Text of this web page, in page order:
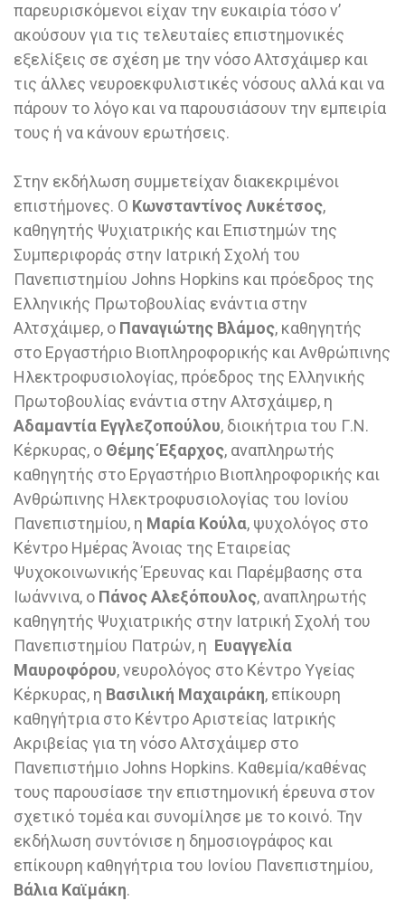
παρευρισκόμενοι είχαν την ευκαιρία τόσο ν’
ακούσουν για τις τελευταίες επιστημονικές
εξελίξεις σε σχέση με την νόσο Αλτσχάιμερ και
τις άλλες νευροεκφυλιστικές νόσους αλλά και να
πάρουν το λόγο και να παρουσιάσουν την εμπειρία
τους ή να κάνουν ερωτήσεις.
Στην εκδήλωση συμμετείχαν διακεκριμένοι
επιστήμονες. Ο Κωνσταντίνος Λυκέτσος,
καθηγητής Ψυχιατρικής και Επιστημών της
Συμπεριφοράς στην Ιατρική Σχολή του
Πανεπιστημίου Johns Hopkins και πρόεδρος της
Ελληνικής Πρωτοβουλίας ενάντια στην
Αλτσχάιμερ, ο Παναγιώτης Βλάμος, καθηγητής
στο Εργαστήριο Βιοπληροφορικής και Ανθρώπινης
Ηλεκτροφυσιολογίας, πρόεδρος της Ελληνικής
Πρωτοβουλίας ενάντια στην Αλτσχάιμερ, η
Αδαμαντία Εγγλεζοπούλου, διοικήτρια του Γ.Ν.
Κέρκυρας, ο Θέμης Έξαρχος, αναπληρωτής
καθηγητής στο Εργαστήριο Βιοπληροφορικής και
Ανθρώπινης Ηλεκτροφυσιολογίας του Ιονίου
Πανεπιστημίου, η Μαρία Κούλα, ψυχολόγος στο
Κέντρο Ημέρας Άνοιας της Εταιρείας
Ψυχοκοινωνικής Έρευνας και Παρέμβασης στα
Ιωάννινα, ο Πάνος Αλεξόπουλος, αναπληρωτής
καθηγητής Ψυχιατρικής στην Ιατρική Σχολή του
Πανεπιστημίου Πατρών, η Ευαγγελία
Μαυροφόρου, νευρολόγος στο Κέντρο Υγείας
Κέρκυρας, η Βασιλική Μαχαιράκη, επίκουρη
καθηγήτρια στο Κέντρο Αριστείας Ιατρικής
Ακριβείας για τη νόσο Αλτσχάιμερ στο
Πανεπιστήμιο Johns Hopkins. Καθεμία/καθένας
τους παρουσίασε την επιστημονική έρευνα στον
σχετικό τομέα και συνομίλησε με το κοινό. Την
εκδήλωση συντόνισε η δημοσιογράφος και
επίκουρη καθηγήτρια του Ιονίου Πανεπιστημίου,
Βάλια Καϊμάκη.